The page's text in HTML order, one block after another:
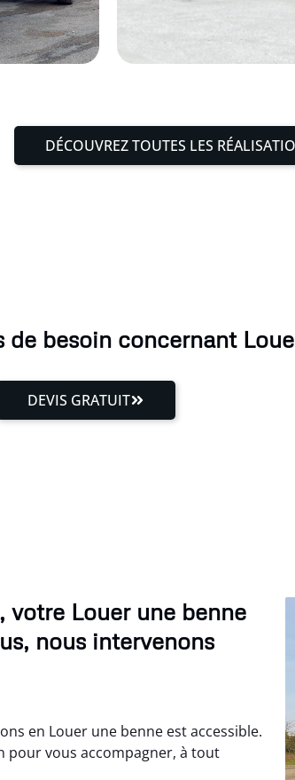
DÉCOUVREZ TOUTES LES
de besoin concernant
DEVIS GRATUIT
votre Louer une benne
nous intervenons
en Louer une benne est accessible.
pour vous accompagner, à tout